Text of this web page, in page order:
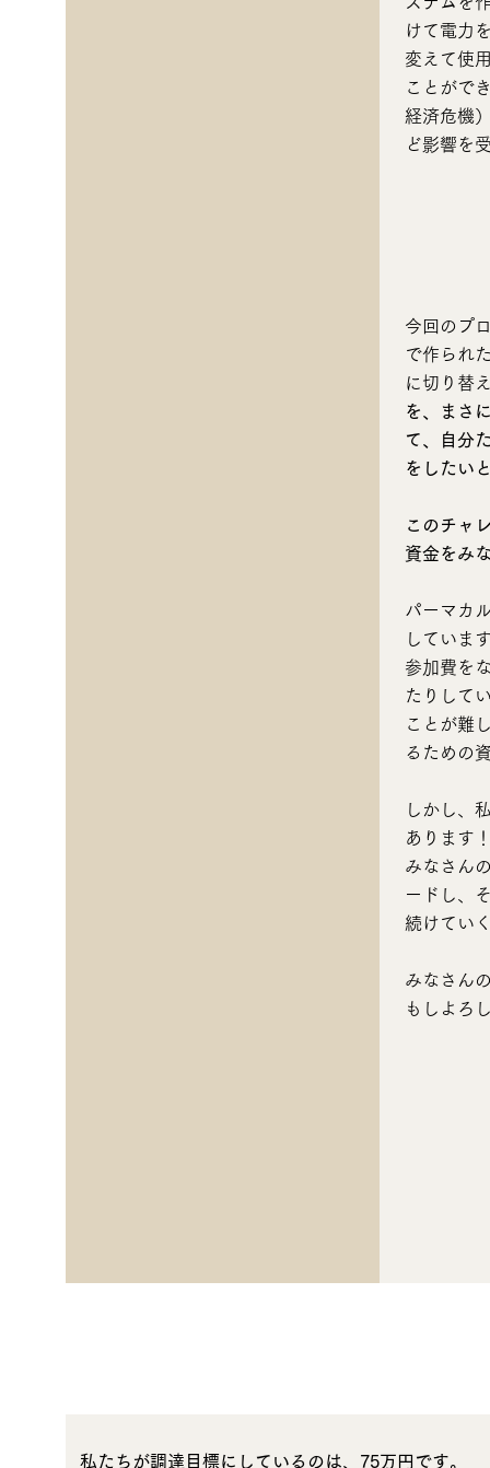
けて電力
変えて使
ことがで
経済危機
ど影響を
​ 今回の
で作られ
に切り替
を、まさ
て、自分
をしたい
このチャ
資金をみ
パーマカ
していま
参加費を
たりして
ことが難
るための
しかし、
あります
みなさん
ードし、
続けてい
みなさん
もしよろ
私たちが調達目標にしているのは、75万円です。